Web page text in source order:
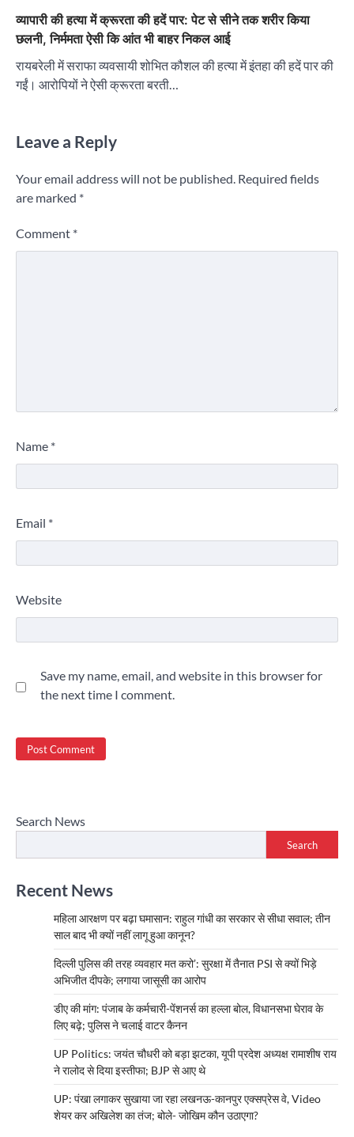
व्यापारी की हत्या में क्रूरता की हदें पार: पेट से सीने तक शरीर किया
छलनी, निर्ममता ऐसी कि आंत भी बाहर निकल आई
रायबरेली में सराफा व्यवसायी शोभित कौशल की हत्या में इंतहा की हदें पार की
गईं। आरोपियों ने ऐसी क्रूरता बरती…
Leave a Reply
Your email address will not be published. Required fields
are marked *
Comment *
Name *
Email *
Website
Save my name, email, and website in this browser for
the next time I comment.
Search News
Search
Recent News
महिला आरक्षण पर बढ़ा घमासान: राहुल गांधी का सरकार से सीधा सवाल; तीन
साल बाद भी क्यों नहीं लागू हुआ कानून?
दिल्ली पुलिस की तरह व्यवहार मत करो’: सुरक्षा में तैनात PSI से क्यों भिड़े
अभिजीत दीपके; लगाया जासूसी का आरोप
डीए की मांग: पंजाब के कर्मचारी-पेंशनर्स का हल्ला बोल, विधानसभा घेराव के
लिए बढ़े; पुलिस ने चलाई वाटर कैनन
UP Politics: जयंत चौधरी को बड़ा झटका, यूपी प्रदेश अध्यक्ष रामाशीष राय
ने रालोद से दिया इस्तीफा; BJP से आए थे
UP: पंखा लगाकर सुखाया जा रहा लखनऊ-कानपुर एक्सप्रेस वे, Video
शेयर कर अखिलेश का तंज; बोले- जोखिम कौन उठाएगा?